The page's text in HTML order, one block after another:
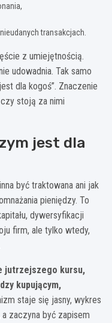
transakcjach.
z umiejętnością.
udowadnia. Tak samo
dla kogoś”. Znaczenie
stoją za nimi
jest dla
być traktowana ani jak
pieniędzy. To
dywersyfikacji
firm, ale tylko wtedy,
jutrzejszego kursu,
kupującym,
staje się jasny, wykres
zaczyna być zapisem